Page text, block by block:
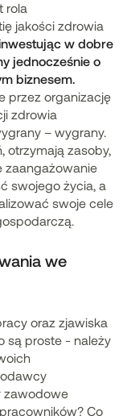
rola
jakości zdrowia
w dobre
jednocześnie o
biznesem.
przez organizację
zdrowia
– wygrany.
otrzymają zasoby,
zaangażowanie
swojego życia, a
swoje cele
we
oraz zjawiska
są proste - należy
zawodowe
Co